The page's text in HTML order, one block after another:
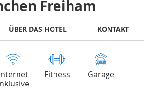
Freiham
ÜBER DAS HOTEL KONTAKT
Fitness Garage